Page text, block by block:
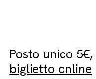
Posto unico 5€,
biglietto online